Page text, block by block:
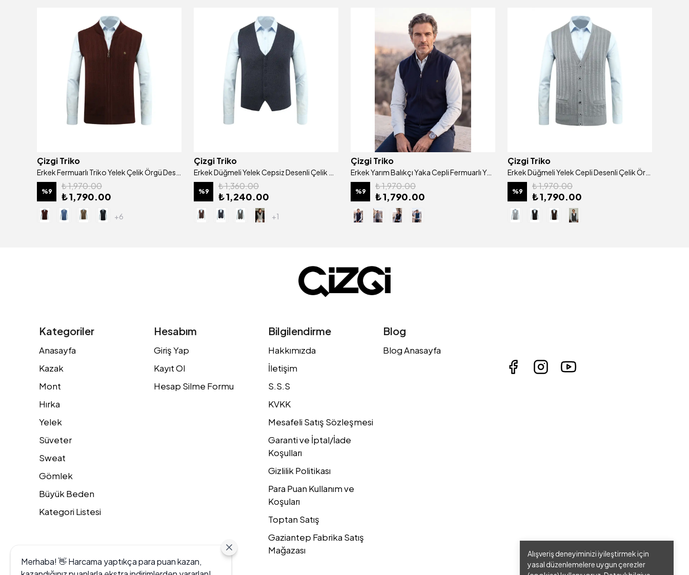
Alışveriş deneyiminizi iyileştirmek için
yasal düzenlemelere uygun çerezler
Çizgi Triko
%9
₺ 1,970.00
₺ 1,790.00
+6
Çizgi Triko
%9
₺ 1,360.00
₺ 1,240.00
+1
Çizgi Triko
Erkek Yarım Balıkçı Yaka Cepli Fermuarlı Yelek Klasik Kalıp - 5200J
%9
₺ 1,970.00
₺ 1,790.00
Çizgi Triko
%9
₺ 1,970.00
₺ 1,790.00
Kategoriler
Anasayfa
Kazak
Mont
Hırka
Yelek
Süveter
Sweat
Gömlek
Büyük Beden
Kategori Listesi
Hesabım
Giriş Yap
Kayıt Ol
Hesap Silme Formu
Bilgilendirme
Hakkımızda
İletişim
S.S.S
KVKK
Mesafeli Satış Sözleşmesi
Garanti ve İptal/İade
Koşulları
Gizlilik Politikası
Para Puan Kullanım ve
Koşuları
Toptan Satış
Gaziantep Fabrika Satış
Mağazası
Blog
Blog Anasayfa
Merhaba! 👋 Harcama yaptıkça para puan kazan,